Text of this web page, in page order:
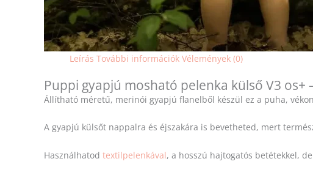
Leírás További információk Vélemények (0)
Puppi gyapjú mosható pelenka külső V3 os+
Állítható méretű, merinói gyapjú flanelből készül ez a puha,
A gyapjú külsőt nappalra és éjszakára is bevetheted, mert
Használhatod textilpelenkával, a hosszú hajtogatós betétekkel,